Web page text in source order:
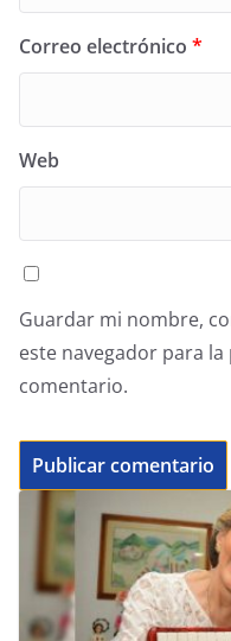
Correo electrónico *
Web
Guardar mi nombre,
este navegador para
comentario.